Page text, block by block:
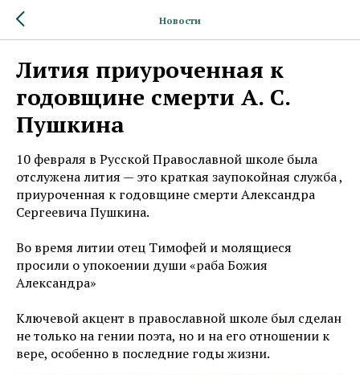
Новости
Лития приуроченная к
годовщине смерти А. С.
Пушкина
10 февраля в Русской Православной школе была
отслужена лития — это краткая заупокойная служба ,
приуроченная к годовщине смерти Александра
Сергеевича Пушкина.
Во время литии отец Тимофей и молящиеся
просили о упокоении души «раба Божия
Александра»
Ключевой акцент в православной школе был сделан
не только на гении поэта, но и на его отношении к
вере, особенно в последние годы жизни.